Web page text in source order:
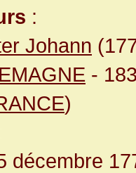
:
Johann
-
)
décembre